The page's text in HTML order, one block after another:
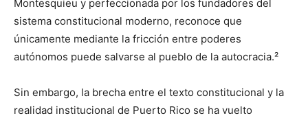
Montesquieu y perfeccionada por los fundadores del
sistema constitucional moderno, reconoce que
únicamente mediante la fricción entre poderes
autónomos puede salvarse al pueblo de la autocracia.²
Sin embargo, la brecha entre el texto constitucional y la
realidad institucional de Puerto Rico se ha vuelto